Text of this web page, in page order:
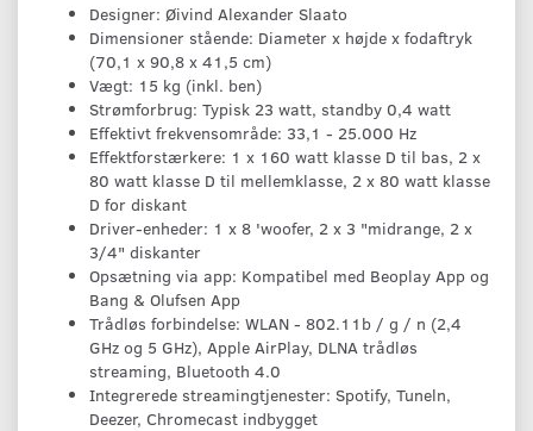
Designer: Øivind Alexander Slaato
Dimensioner stående: Diameter x højde x fodaftryk
(70,1 x 90,8 x 41,5 cm)
Vægt: 15 kg (inkl. ben)
Strømforbrug: Typisk 23 watt, standby 0,4 watt
Effektivt frekvensområde: 33,1 - 25.000 Hz
Effektforstærkere: 1 x 160 watt klasse D til bas, 2 x
80 watt klasse D til mellemklasse, 2 x 80 watt klasse
D for diskant
Driver-enheder: 1 x 8 'woofer, 2 x 3 "midrange, 2 x
3/4" diskanter
Opsætning via app: Kompatibel med Beoplay App og
Bang & Olufsen App
Trådløs forbindelse: WLAN - 802.11b / g / n (2,4
GHz og 5 GHz), Apple AirPlay, DLNA trådløs
streaming, Bluetooth 4.0
Integrerede streamingtjenester: Spotify, Tuneln,
Deezer, Chromecast indbygget